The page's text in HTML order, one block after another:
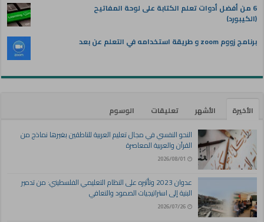
6 من أفضل أدوات تعلم الكتابة على لوحة المفاتيح
(الكيبورد)
برنامج زووم zoom و طريقة استخدامه في التعلم عن بعد
الأخيرة الأشهر تعليقات
الوسوم
النحو النفسي في مجال تعليم العربية للناطقين بغيرها نماذج من
القرآن والعربية المعاصرة
2026/08/01
عدوان 2023 وتأثيره على النظام التعليمي الفلسطيني: من تدمير
البنية إلى استراتيجيات الصمود والتعافي
2026/07/26